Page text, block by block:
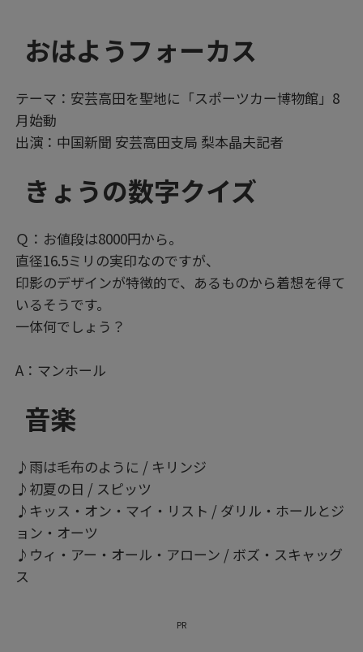
おはようフォーカス
テーマ：安芸高田を聖地に「スポーツカー博物館」8
月始動
出演：中国新聞 安芸高田支局 梨本晶夫記者
きょうの数字クイズ
Ｑ：お値段は8000円から。
直径16.5ミリの実印なのですが、
印影のデザインが特徴的で、あるものから着想を得て
いるそうです。
一体何でしょう？
A：マンホール
音楽
♪雨は毛布のように / キリンジ
♪初夏の日 / スピッツ
♪キッス・オン・マイ・リスト / ダリル・ホールとジ
ョン・オーツ
♪ウィ・アー・オール・アローン / ボズ・スキャッグ
ス
PR